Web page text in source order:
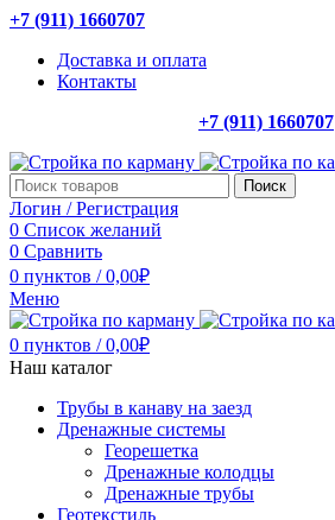
+7 (911) 1660707
Доставка и оплата
Контакты
+7 (911) 1660707
Поиск
Логин / Регистрация
0 Список желаний
0 Сравнить
0 пунктов / 0,00₽
Меню
0 пунктов / 0,00₽
Наш каталог
Трубы в канаву на заезд
Дренажные системы
Георешетка
Дренажные колодцы
Дренажные трубы
Геотекстиль